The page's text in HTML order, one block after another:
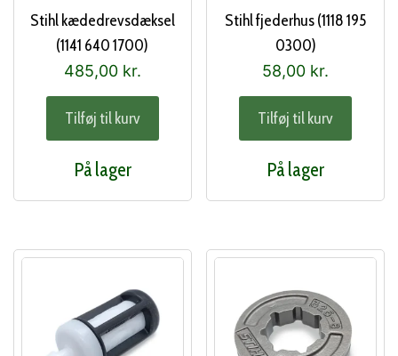
Stihl kædedrevsdæksel
(1141 640 1700)
485,00 kr.
Tilføj til kurv
På lager
Stihl fjederhus (1118 195
0300)
58,00 kr.
Tilføj til kurv
På lager